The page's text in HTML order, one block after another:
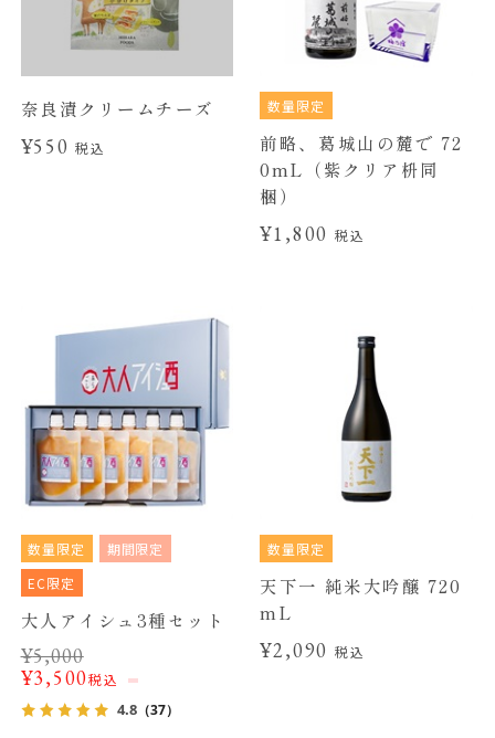
奈良漬クリームチーズ
¥550税込
数量限定
前略、葛城山の麓で 72
0mL（紫クリア枡同
梱）
¥1,800 税込
数量限定
期間限定
EC限定
大人アイシュ3種セット
¥5,000
¥3,500税込
4.8（37）
数量限定
天下一 純米大吟醸 720
mL
¥2,090 税込